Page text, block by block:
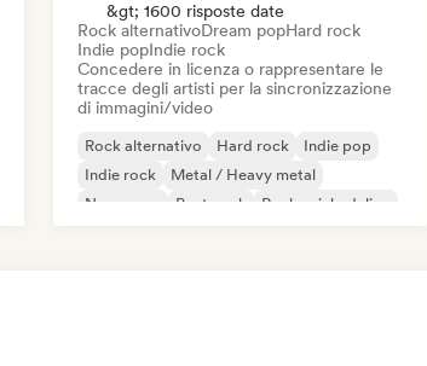
&gt; 1600 risposte date
Rock alternativoDream popHard rock
Indie popIndie rock
Concedere in licenza o rappresentare le
tracce degli artisti per la sincronizzazione
di immagini/video
Rock alternativo Hard rock
Indie pop
Indie rock
Metal / Heavy metal
New wave
Post punk Rock psichedelico